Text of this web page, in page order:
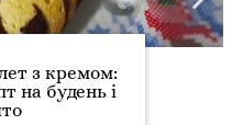
з кремом:
на будень і